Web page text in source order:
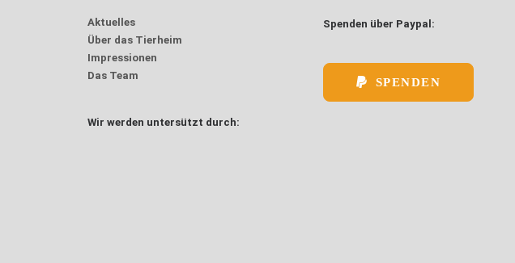
Aktuelles
Über das Tierheim
Impressionen
Das Team
Wir werden untersützt durch:
Spenden über Paypal:
SPENDEN